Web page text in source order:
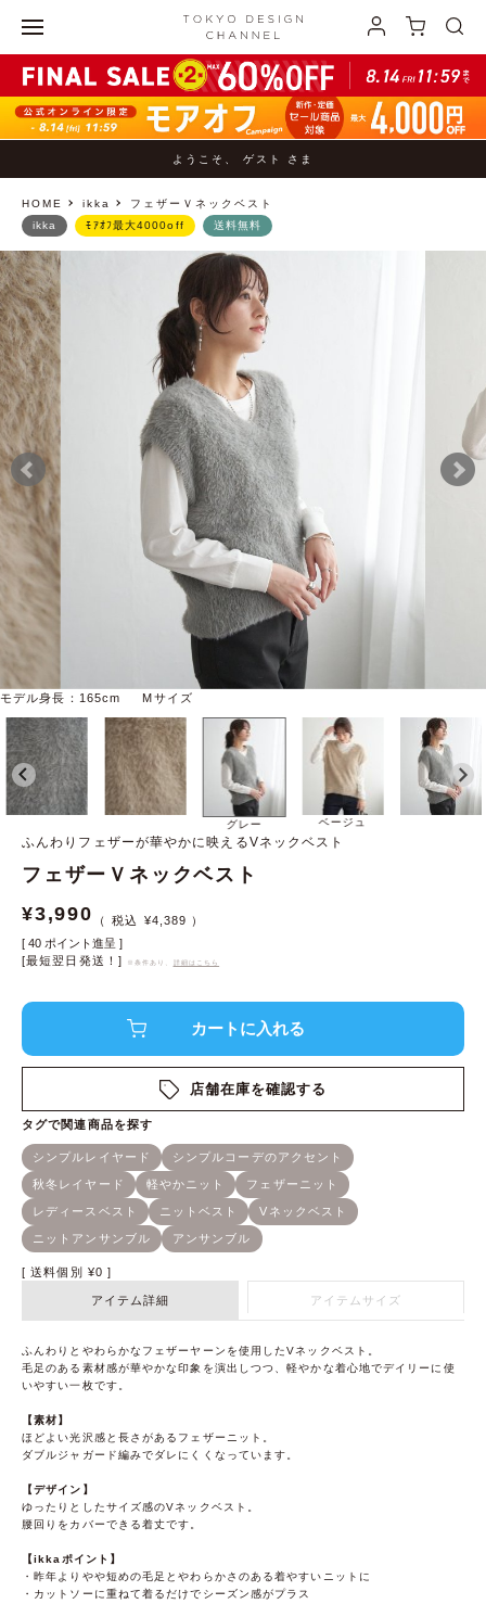
ようこそ、 ゲスト さま
HOME ikka フェザーＶネックベスト
モデル身長：165cm Mサイズ
グレー ベージュ
ikka ﾓｱｵﾌ最大4000off 送料無料
ふんわりフェザーが華やかに映えるVネックベスト
フェザーＶネックベスト
¥3,990 ¥4,389
[ 40 ポイント進呈 ]
[最短翌日発送！]
※条件あり、 詳細はこちら
店舗在庫を確認する
送料個別 ¥0
アイテム詳細 アイテムサイズ
ふんわりとやわらかなフェザーヤーンを使用したVネックベスト。
毛足のある素材感が華やかな印象を演出しつつ、軽やかな着心地でデイリーに使
いやすい一枚です。
【素材】
ほどよい光沢感と長さがあるフェザーニット。
ダブルジャガード編みでダレにくくなっています。
【デザイン】
ゆったりとしたサイズ感のVネックベスト。
腰回りをカバーできる着丈です。
【ikkaポイント】
・昨年よりやや短めの毛足とやわらかさのある着やすいニットに
・カットソーに重ねて着るだけでシーズン感がプラス